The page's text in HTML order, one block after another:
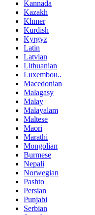
Kannada
Kazakh
Khmer
Kurdish
Kyrgyz
Latin
Latvian
Lithuanian
Luxembou..
Macedonian
Malagasy
Malay
Malayalam
Maltese
Maori
Marathi
Mongolian
Burmese
Nepali
Norwegian
Pashto
Persian
Punjabi
Serbian